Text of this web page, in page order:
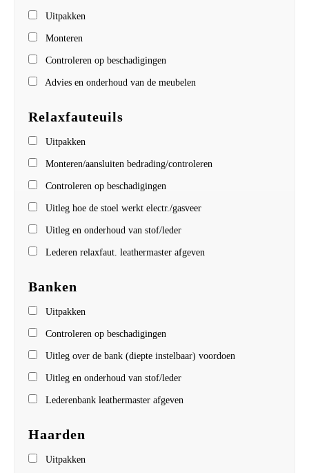
Uitpakken
Monteren
Controleren op beschadigingen
Advies en onderhoud van de meubelen
Relaxfauteuils
Uitpakken
Monteren/aansluiten bedrading/controleren
Controleren op beschadigingen
Uitleg hoe de stoel werkt electr./gasveer
Uitleg en onderhoud van stof/leder
Lederen relaxfaut. leathermaster afgeven
Banken
Uitpakken
Controleren op beschadigingen
Uitleg over de bank (diepte instelbaar) voordoen
Uitleg en onderhoud van stof/leder
Lederenbank leathermaster afgeven
Haarden
Uitpakken